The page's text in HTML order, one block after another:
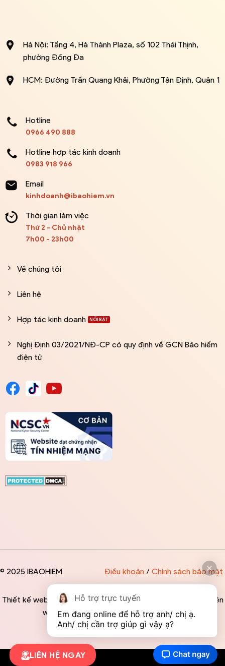
Hà Nội: Tầng 4, Hà Thành Plaza, số 102 Thái Thịnh,
phường Đống Đa
HCM: Đường Trần Quang Khải, Phường Tân Định, Quận 1
Hotline
0966 490 888
Hotline hợp tác kinh doanh
0983 918 966
Email
kinhdoanh@ibaohiem.vn
Thời gian làm việc
Thứ 2 - Chủ nhật
7h00 - 23h00
Về chúng tôi
Liên hệ
Hợp tác kinh doanh
Nghị Định 03/2021/NĐ-CP có quy định về GCN Bảo hiểm
điện tử
© 2025 IBAOHIEM
Thiết kế website độc quyền bởi IBAOHIEM - Mọi thông tin trên
website đều mang tính chất tham khảo
Điều khoản/ Chính sách bảo mật
LIÊN HỆ NGAY
Hỗ trợ trực tuyến
Em đang online để hỗ trợ anh/ chị ạ.
Anh/ chị cần trợ giúp gì vậy ạ?